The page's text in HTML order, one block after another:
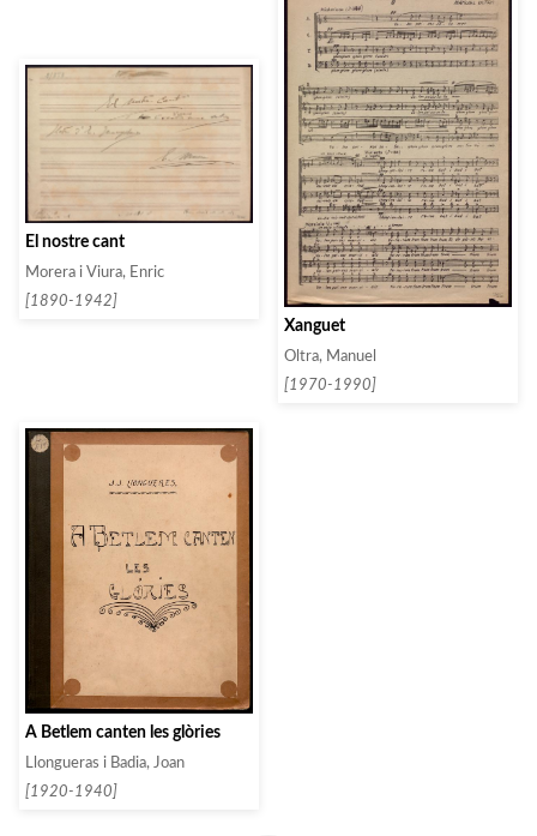
El nostre cant
Morera i Viura, Enric
[1890-1942]
Xanguet
Oltra, Manuel
[1970-1990]
A Betlem canten les glòries
Llongueras i Badia, Joan
[1920-1940]